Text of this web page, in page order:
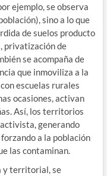
ejemplo, se observa
sino a lo que
de suelos producto
privatización de
se acompaña de
que inmoviliza a la
escuelas rurales
ocasiones, activan
Así, los territorios
generando
a la población
las contaminan.
y territorial, se